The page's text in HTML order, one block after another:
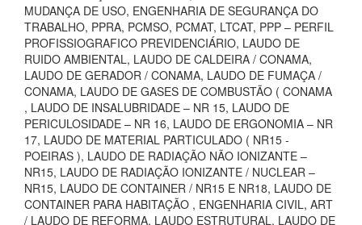
MUDANÇA DE USO, ENGENHARIA DE SEGURANÇA DO
TRABALHO, PPRA, PCMSO, PCMAT, LTCAT, PPP – PERFIL
PROFISSIOGRAFICO PREVIDENCIÁRIO, LAUDO DE
RUIDO AMBIENTAL, LAUDO DE CALDEIRA / CONAMA,
LAUDO DE GERADOR / CONAMA, LAUDO DE FUMAÇA /
CONAMA, LAUDO DE GASES DE COMBUSTÃO ( CONAMA
, LAUDO DE INSALUBRIDADE – NR 15, LAUDO DE
PERICULOSIDADE – NR 16, LAUDO DE ERGONOMIA – NR
17, LAUDO DE MATERIAL PARTICULADO ( NR15 -
POEIRAS ), LAUDO DE RADIAÇÃO NÃO IONIZANTE –
NR15, LAUDO DE RADIAÇÃO IONIZANTE / NUCLEAR –
NR15, LAUDO DE CONTAINER / NR15 E NR18, LAUDO DE
CONTAINER PARA HABITAÇÃO , ENGENHARIA CIVIL, ART
/ LAUDO DE REFORMA, LAUDO ESTRUTURAL, LAUDO DE